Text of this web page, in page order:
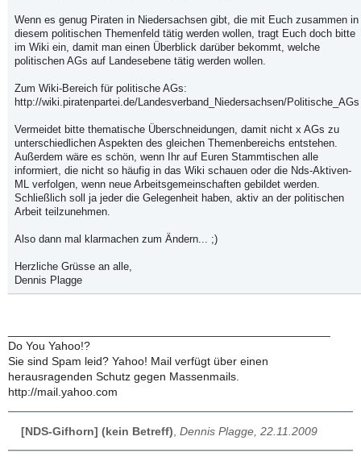
Wenn es genug Piraten in Niedersachsen gibt, die mit Euch zusammen in
diesem politischen Themenfeld tätig werden wollen, tragt Euch doch bitte
im Wiki ein, damit man einen Überblick darüber bekommt, welche
politischen AGs auf Landesebene tätig werden wollen.
Zum Wiki-Bereich für politische AGs:
http://wiki.piratenpartei.de/Landesverband_Niedersachsen/Politische_AGs
Vermeidet bitte thematische Überschneidungen, damit nicht x AGs zu
unterschiedlichen Aspekten des gleichen Themenbereichs entstehen.
Außerdem wäre es schön, wenn Ihr auf Euren Stammtischen alle
informiert, die nicht so häufig in das Wiki schauen oder die Nds-Aktiven-
ML verfolgen, wenn neue Arbeitsgemeinschaften gebildet werden.
Schließlich soll ja jeder die Gelegenheit haben, aktiv an der politischen
Arbeit teilzunehmen.
Also dann mal klarmachen zum Ändern... ;)
Herzliche Grüsse an alle,
Dennis Plagge
Do You Yahoo!?
Sie sind Spam leid? Yahoo! Mail verfügt über einen
herausragenden Schutz gegen Massenmails.
http://mail.yahoo.com
[NDS-Gifhorn] (kein Betreff) Dennis Plagge, 22.11.2009